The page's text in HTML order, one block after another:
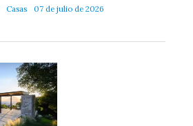
Casas 07 de julio de 2026